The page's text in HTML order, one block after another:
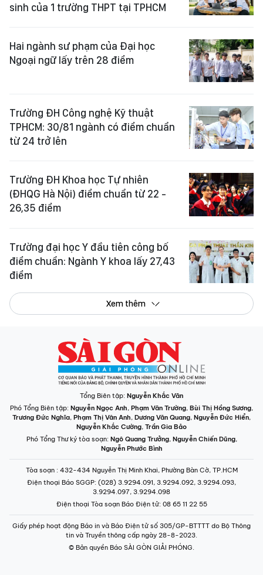
sinh của 1 trường THPT tại TPHCM
Hai ngành sư phạm của Đại học
Ngoại ngữ lấy trên 28 điểm
Trường ĐH Công nghệ Kỹ thuật
TPHCM: 30/81 ngành có điểm chuẩn
từ 24 trở lên
Trường ĐH Khoa học Tự nhiên
(ĐHQG Hà Nội) điểm chuẩn từ 22 -
26,35 điểm
Trường đại học Y đầu tiên công bố
điểm chuẩn: Ngành Y khoa lấy 27,43
điểm
Xem thêm
Tổng Biên tập: Nguyễn Khắc Văn
Phó Tổng Biên tập: Nguyễn Ngọc Anh, Phạm Văn Trường, Bùi Thị Hồng Sương,
Trương Đức Nghĩa, Phạm Thị Vân Anh, Dương Văn Quang, Nguyễn Đức Hiển,
Nguyễn Khắc Cường, Trần Gia Bảo
Phó Tổng Thư ký tòa soạn: Ngô Quang Trưởng, Nguyễn Chiến Dũng,
Nguyễn Phước Bình
Tòa soạn : 432-434 Nguyễn Thị Minh Khai, Phường Bàn Cờ, TP.HCM
Điện thoại Báo SGGP: (028) 3.9294.091, 3.9294.092, 3.9294.093,
3.9294.097, 3.9294.098
Điện thoại Tòa soạn Báo Điện tử: 08 65 11 22 55
Giấy phép hoạt động Báo in và Báo Điện tử số 305/GP-BTTTT do Bộ Thông
tin và Truyền thông cấp ngày 28-8-2023.
© Bản quyền Báo SÀI GÒN GIẢI PHÓNG.